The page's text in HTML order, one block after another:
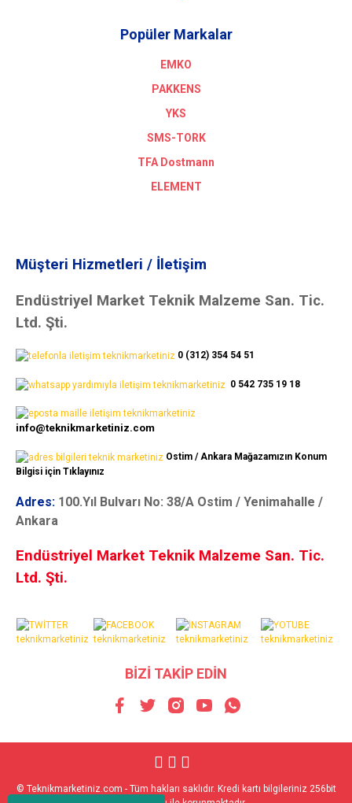
Popüler Markalar
EMKO
PAKKENS
YKS
SMS-TORK
TFA Dostmann
ELEMENT
Müşteri Hizmetleri / İletişim
Endüstriyel Market Teknik Malzeme San. Tic.
Ltd. Şti.
0 (312) 354 54 51
0 542 735 19 18
info@teknikmarketiniz.com
Ostim / Ankara Mağazamızın Konum
Bilgisi için Tıklayınız
Adres: 100.Yıl Bulvarı No: 38/A Ostim / Yenimahalle /
Ankara
Endüstriyel Market Teknik Malzeme San. Tic.
Ltd. Şti.
BİZİ TAKİP EDİN
© Teknikmarketiniz.com - Tüm hakları saklıdır. Kredi kartı bilgileriniz 256bit